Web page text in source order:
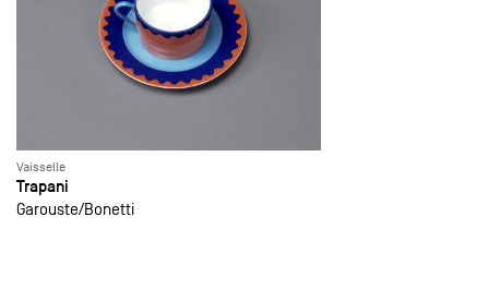
Vaisselle
Trapani
Garouste Bonetti